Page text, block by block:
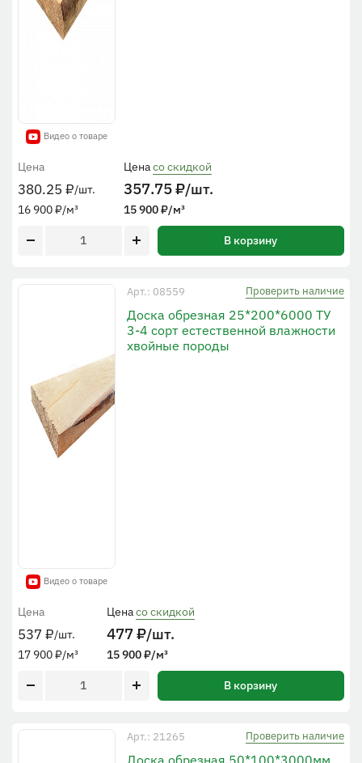
Видео о товаре
Цена
380.25 ₽/шт.
16 900₽/м³
Ценасо скидкой
357.75₽/шт.
15 900₽/м³
В корзину
Видео о товаре
Арт.: 08559 Проверить наличие
Доска обрезная 25*200*6000 ТУ
3-4 сорт естественной влажности
хвойные породы
Цена
537 ₽/шт.
17 900₽/м³
Ценасо скидкой
477₽/шт.
15 900₽/м³
В корзину
Арт.: 21265 Проверить наличие